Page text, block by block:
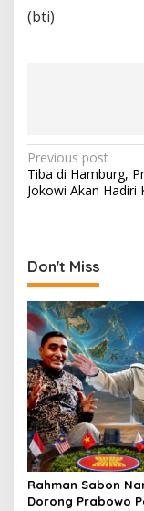
(bti)
P
o
n
a
v
i
g
a
t
i
o
n
Previous post
Tiba di Hamburg,
Jokowi Akan Hadiri
Don't Miss
Rahman Sabon
Dorong Prabowo